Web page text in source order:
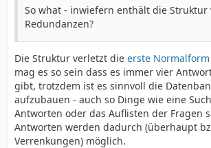
So what - inwiefern enthält die Struktur
Redundanzen?
Die Struktur verletzt die erste Normalform
mag es so sein dass es immer vier
gibt, trotzdem ist es sinnvoll die
aufzubauen - auch so Dinge wie eine
Antworten oder das Auflisten der Fragen
Antworten werden dadurch (überhaupt
Verrenkungen) möglich.